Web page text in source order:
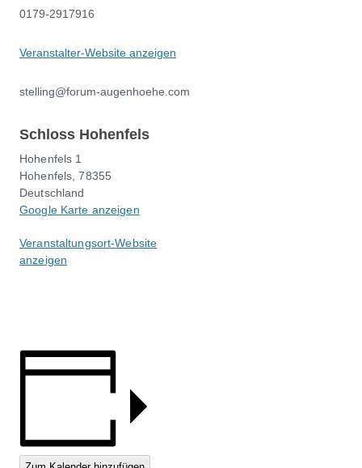
0179-2917916
Veranstalter-Website anzeigen
stelling@forum-augenhoehe.com
Schloss Hohenfels
Hohenfels 1
Hohenfels 78355
Deutschland
Google Karte anzeigen
Veranstaltungsort-Website
anzeigen